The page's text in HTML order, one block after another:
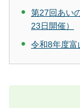
第27回あい
23日開催）
令和8年度富